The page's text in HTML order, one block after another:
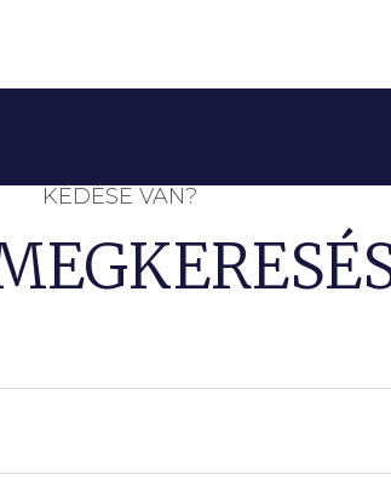
KÉDÉSE VAN?